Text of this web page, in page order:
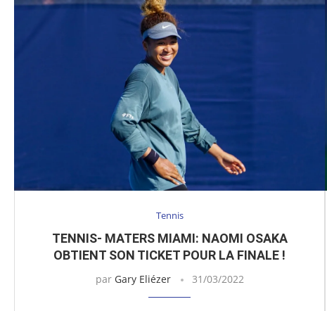
Tennis
TENNIS- MATERS MIAMI: NAOMI OSAKA
OBTIENT SON TICKET POUR LA FINALE !
par Gary Eliézer 31/03/2022